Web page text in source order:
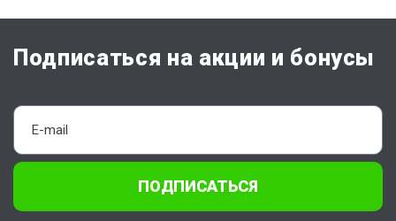
Подписаться на акции и бонусы
ПОДПИСАТЬСЯ